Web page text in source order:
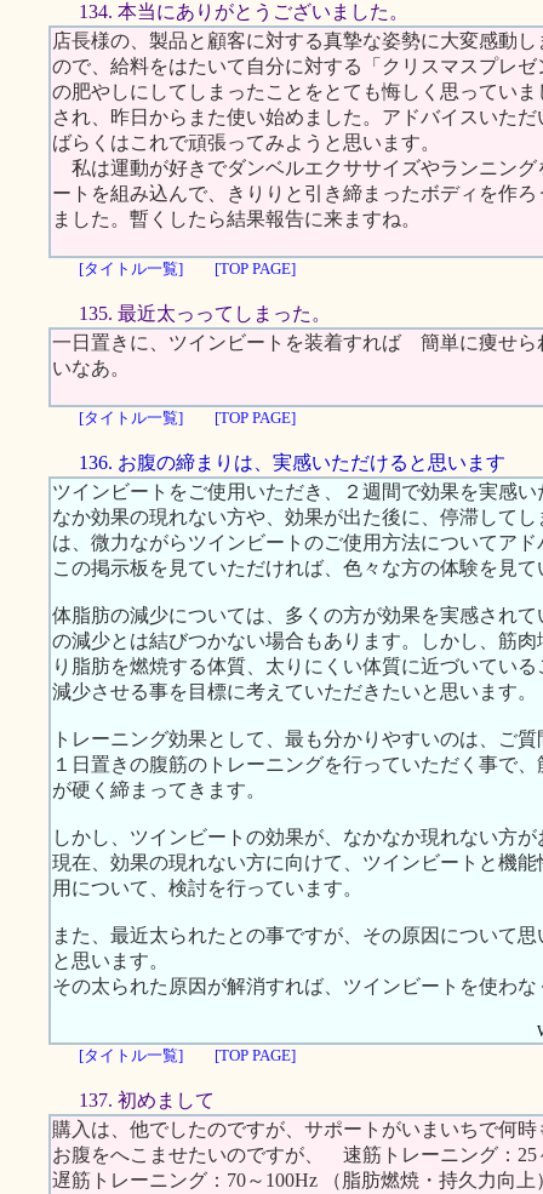
134. 本当にありがとうございました。
店長様の、製品と顧客に対する真摯な姿勢に大変感動
ので、給料をはたいて自分に対する「クリスマスプレ
の肥やしにしてしまったことをとても悔しく思ってい
され、昨日からまた使い始めました。アドバイスいた
ばらくはこれで頑張ってみようと思います。
私は運動が好きでダンベルエクササイズやランニン
ートを組み込んで、きりりと引き締まったボディを作
ました。暫くしたら結果報告に来ますね。
[タイトル一覧] [TOP PAGE]
135. 最近太っってしまった。
一日置きに、ツインビートを装着すれば 簡単に痩せ
いなあ。
[タイトル一覧] [TOP PAGE]
136. お腹の締まりは、実感いただけると思います
ツインビートをご使用いただき、２週間で効果を実感
なか効果の現れない方や、効果が出た後に、停滞して
は、微力ながらツインビートのご使用方法についてア
この掲示板を見ていただければ、色々な方の体験を見
体脂肪の減少については、多くの方が効果を実感され
の減少とは結びつかない場合もあります。しかし、筋
り脂肪を燃焼する体質、太りにくい体質に近づいてい
減少させる事を目標に考えていただきたいと思います。
トレーニング効果として、最も分かりやすいのは、ご
１日置きの腹筋のトレーニングを行っていただく事で
が硬く締まってきます。
しかし、ツインビートの効果が、なかなか現れない方
現在、効果の現れない方に向けて、ツインビートと機
用について、検討を行っています。
また、最近太られたとの事ですが、その原因について
と思います。
その太られた原因が解消すれば、ツインビートを使わ
[タイトル一覧]
[TOP PAGE]
137. 初めまして
購入は、他でしたのですが、サポートがいまいちで何
お腹をへこませたいのですが、 速筋トレーニング：
遅筋トレーニング：70～100Hz （脂肪燃焼・持久力向